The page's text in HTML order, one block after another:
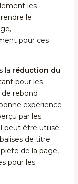
les
le
pour ces
la réduction du
pour les
rebond
expérience
par les
peut être utilisé
de titre
de la page,
pour les